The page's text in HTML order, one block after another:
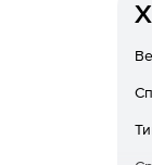
С